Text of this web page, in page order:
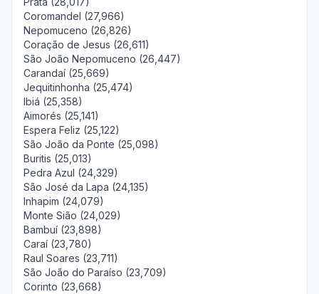
Coromandel (27,966)
Nepomuceno (26,826)
Coração de Jesus (26,611)
São João Nepomuceno (26,447)
Carandaí (25,669)
Jequitinhonha (25,474)
Ibiá (25,358)
Aimorés (25,141)
Espera Feliz (25,122)
São João da Ponte (25,098)
Buritis (25,013)
Pedra Azul (24,329)
São José da Lapa (24,135)
Inhapim (24,079)
Monte Sião (24,029)
Bambuí (23,898)
Caraí (23,780)
Raul Soares (23,711)
São João do Paraíso (23,709)
Corinto (23,668)